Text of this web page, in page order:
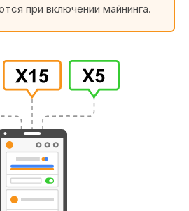
при включении майнинга.